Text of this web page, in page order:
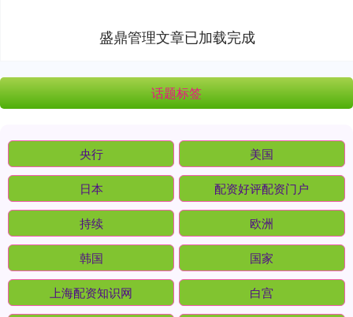
盛鼎管理文章已加载完成
话题标签
央行 美国
日本 配资好评配资门户
持续 欧洲
韩国 国家
上海配资知识网 白宫